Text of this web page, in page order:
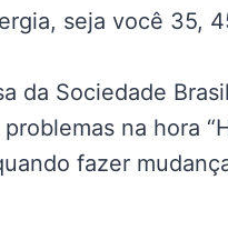
seja você 35,
da Sociedade
na hora
fazer